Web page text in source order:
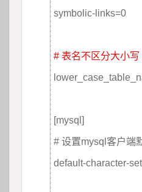
symbolic-links=0
# 表名不区分大小
[mysql]
# 设置mysql客户端
default-character-